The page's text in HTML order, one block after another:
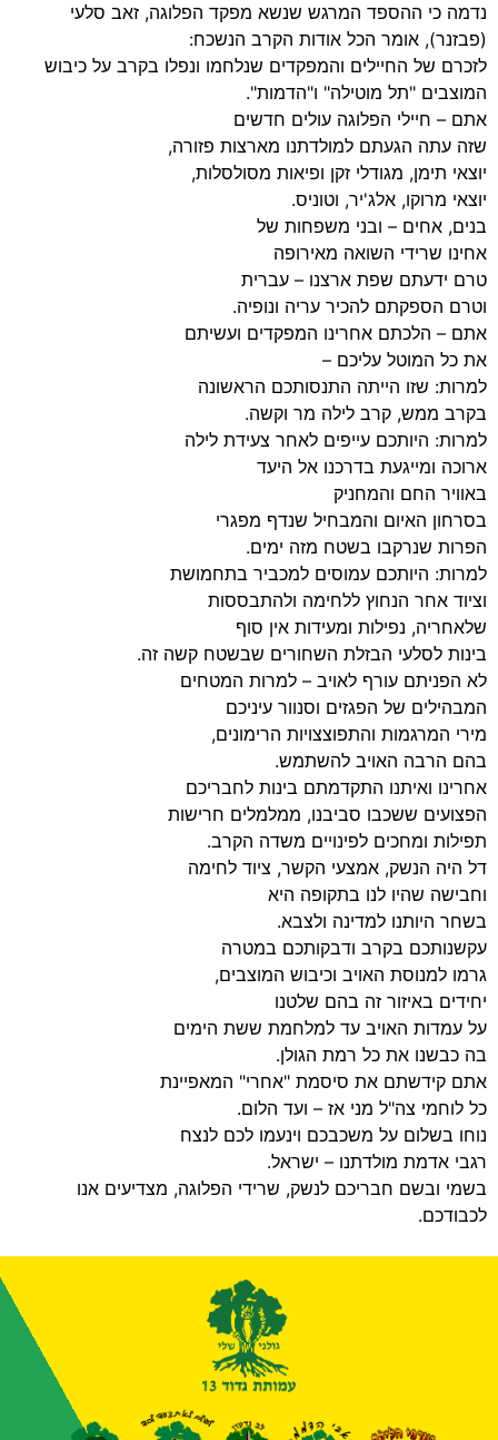
נדמה כי ההספד המרגש שנשא מפקד הפלוגה, זאב סלעי
(פבזנר), אומר הכל אודות הקרב הנשכח:
לזכרם של החיילים והמפקדים שנלחמו ונפלו בקרב על כיבוש
המוצבים "תל מוטילה" ו"הדמות".
אתם – חיילי הפלוגה עולים חדשים
שזה עתה הגעתם למולדתנו מארצות פזורה,
יוצאי תימן, מגודלי זקן ופיאות מסולסלות,
יוצאי מרוקו, אלג'יר, וטוניס.
בנים, אחים – ובני משפחות של
אחינו שרידי השואה מאירופה
טרם ידעתם שפת ארצנו – עברית
וטרם הספקתם להכיר עריה ונופיה.
אתם – הלכתם אחרינו המפקדים ועשיתם
את כל המוטל עליכם –
למרות: שזו הייתה התנסותכם הראשונה
בקרב ממש, קרב לילה מר וקשה.
למרות: היותכם עייפים לאחר צעידת לילה
ארוכה ומייגעת בדרכנו אל היעד
באוויר החם והמחניק
בסרחון האיום והמבחיל שנדף מפגרי
הפרות שנרקבו בשטח מזה ימים.
למרות: היותכם עמוסים למכביר בתחמושת
וציוד אחר הנחוץ ללחימה ולהתבססות
שלאחריה, נפילות ומעידות אין סוף
בינות לסלעי הבזלת השחורים שבשטח קשה זה.
לא הפניתם עורף לאויב – למרות המטחים
המבהילים של הפגזים וסנוור עיניכם
מירי המרגמות והתפוצצויות הרימונים,
בהם הרבה האויב להשתמש.
אחרינו ואיתנו התקדמתם בינות לחבריכם
הפצועים ששכבו סביבנו, ממלמלים חרישות
תפילות ומחכים לפינויים משדה הקרב.
דל היה הנשק, אמצעי הקשר, ציוד לחימה
וחבישה שהיו לנו בתקופה היא
בשחר היותנו למדינה ולצבא.
עקשנותכם בקרב ודבקותכם במטרה
גרמו למנוסת האויב וכיבוש המוצבים,
יחידים באיזור זה בהם שלטנו
על עמדות האויב עד למלחמת ששת הימים
בה כבשנו את כל רמת הגולן.
אתם קידשתם את סיסמת "אחרי" המאפיינת
כל לוחמי צה"ל מני אז – ועד הלום.
נוחו בשלום על משכבכם וינעמו לכם לנצח
רגבי אדמת מולדתנו – ישראל.
בשמי ובשם חבריכם לנשק, שרידי הפלוגה, מצדיעים אנו
לכבודכם.